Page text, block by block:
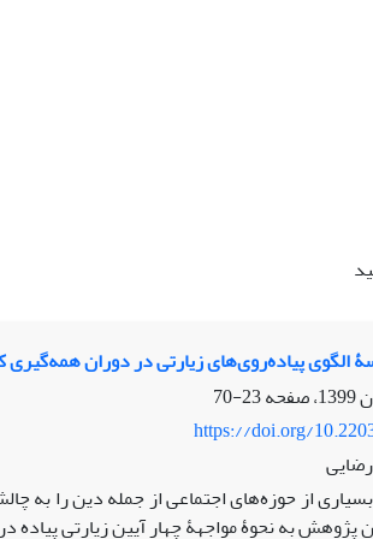
الگوی پیاده‌روی‌های زیارتی در دوران همه‌گیری
23-70
https://doi.org/
از حوزه‌های اجتماعی از جمله دین را به
پژوهش به نحوۀ مواجهۀ چهار آیین زیارتیِ